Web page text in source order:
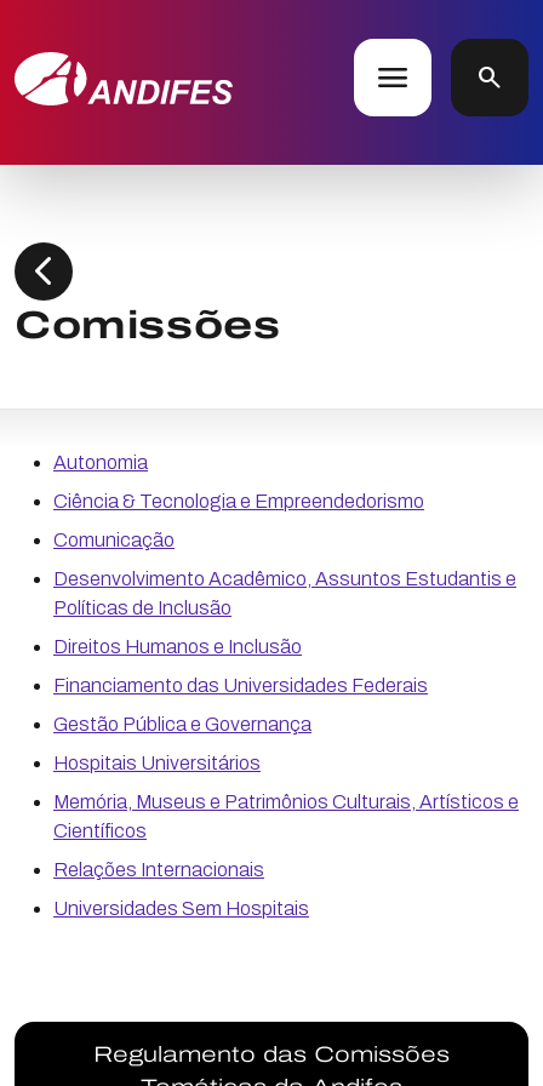
menu search
chevron_left
Comissões
Autonomia
Ciência & Tecnologia e Empreendedorismo
Comunicação
Desenvolvimento Acadêmico, Assuntos Estudantis e
Políticas de Inclusão
Direitos Humanos e Inclusão
Financiamento das Universidades Federais
Gestão Pública e Governança
Hospitais Universitários
Memória, Museus e Patrimônios Culturais, Artísticos e
Científicos
Relações Internacionais
Universidades Sem Hospitais
Regulamento das Comissões